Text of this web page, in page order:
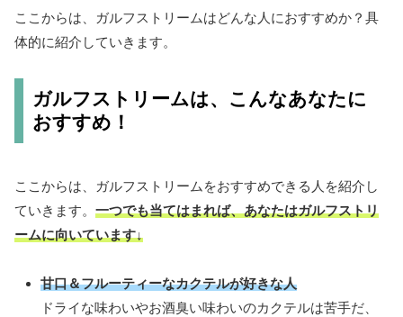
ここからは、ガルフストリームはどんな人におすすめか？具
体的に紹介していきます。
ガルフストリームは、こんなあなたに
おすすめ！
ここからは、ガルフストリームをおすすめできる人を紹介し
ていきます。 一つでも当てはまれば、あなたはガルフストリ
ームに向いています↓
甘口＆フルーティーなカクテルが好きな人
ドライな味わいやお酒臭い味わいのカクテルは苦手だ、